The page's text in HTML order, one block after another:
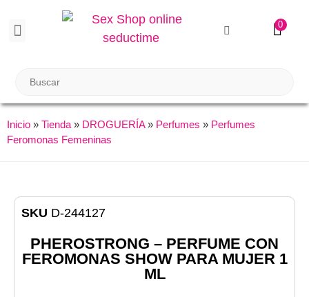
0
Inicio » Tienda » DROGUERÍA» Perfumes » Perfumes
Feromonas Femeninas
SKU D-244127
PHEROSTRONG – PERFUME CON
FEROMONAS SHOW PARA MUJER 1
ML